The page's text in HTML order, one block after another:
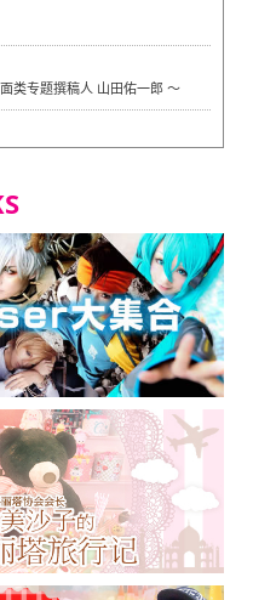
类专题撰稿人 山田佑一郎 〜
素食主义・素食主义者的菜单试
单试的试吃之旅 in 福冈市！
主义・素食主义者的菜单试的试